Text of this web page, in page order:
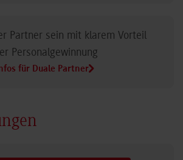
Partner sein mit klarem Vorteil
Personalgewinnung
für Duale Partner